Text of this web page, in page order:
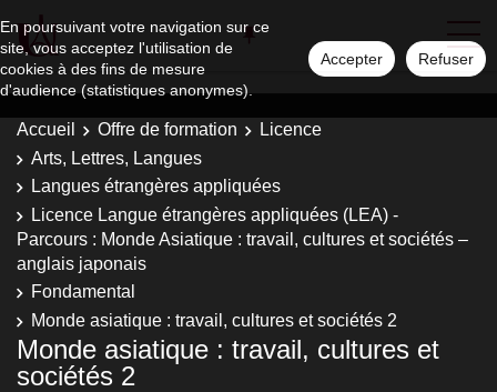
En poursuivant votre navigation sur ce
site, vous acceptez l'utilisation de
cookies à des fins de mesure
d'audience (statistiques anonymes).
Accepter Refuser
Accueil Offre de formation
Licence
Arts, Lettres, Langues
Langues étrangères appliquées
Licence Langue étrangères appliquées (LEA) -
Parcours : Monde Asiatique : travail, cultures et sociétés –
anglais japonais
Fondamental
Monde asiatique : travail, cultures et sociétés 2
Monde asiatique : travail, cultures et
sociétés 2